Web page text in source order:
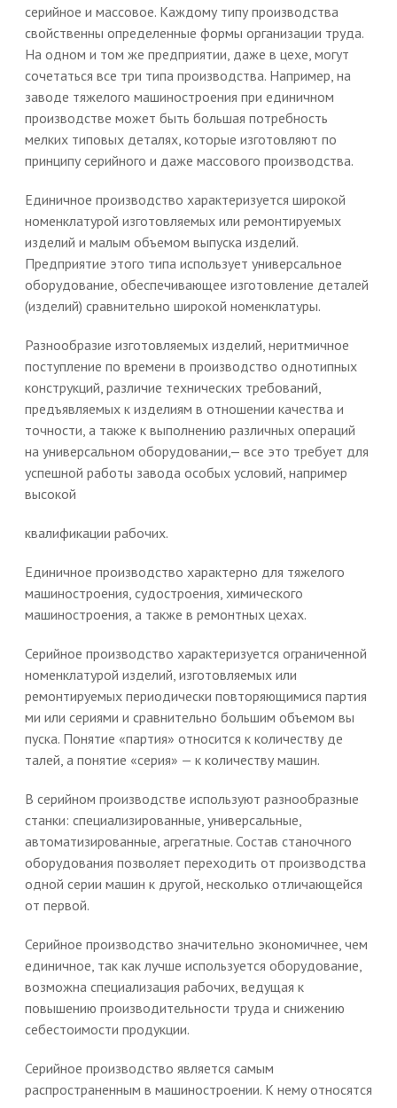
серийное и массовое. Каждому типу производства
свойственны определенные формы организации труда.
На одном и том же предприятии, даже в цехе, могут
сочетаться все три типа производства. Например, на
заводе тяжелого машиностроения при единичном
производстве может быть большая потребность
мелких типовых деталях, которые изготовляют по
принципу серийного и даже массового производства.
Единичное производство характеризуется широкой
номенклатурой изготовляемых или ремонтируемых
изделий и малым объемом выпуска изделий.
Предприятие этого типа использует универсальное
оборудование, обеспечивающее изготовление деталей
(изделий) сравнительно широкой номенклатуры.
Разнообразие изготовляемых изделий, неритмичное
поступление по времени в производство однотипных
конструкций, различие технических требований,
предъявляемых к изделиям в отношении качества и
точности, а также к выполнению различных операций
на универсальном оборудовании,— все это требует для
успешной работы завода особых условий, например
высокой
квалификации рабочих.
Единичное производство характерно для тяжелого
машиностроения, судостроения, химического
машиностроения, а также в ремонтных цехах.
Серийное производство характеризуется ограниченной
номенклатурой изделий, изготовляемых или
ремонтируемых периодически повторяющимися партия
ми или сериями и сравнительно большим объемом вы
пуска. Понятие «партия» относится к количеству де
талей, а понятие «серия» — к количеству машин.
В серийном производстве используют разнообразные
станки: специализированные, универсальные,
автоматизированные, агрегатные. Состав станочного
оборудования позволяет переходить от производства
одной серии машин к другой, несколько отличающейся
от первой.
Серийное производство значительно экономичнее, чем
единичное, так как лучше используется оборудование,
возможна специализация рабочих, ведущая к
повышению производительности труда и снижению
себестоимости продукции.
Серийное производство является самым
распространенным в машиностроении. К нему относятся